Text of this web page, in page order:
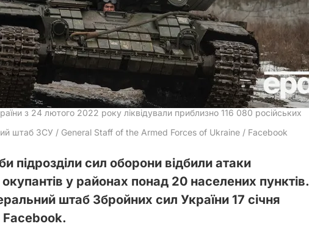
з 24 лютого 2022 року ліквідували приблизно 116 080 російських
штаб ЗСУ / General Staff of the Armed Forces of Ukraine / Facebook
підрозділи сил оборони відбили атаки
у районах понад 20 населених пунктів.
штаб Збройних сил України 17 січня
Facebook.